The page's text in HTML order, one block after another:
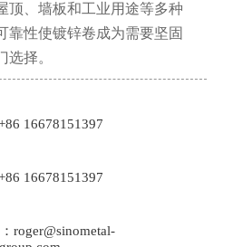
顶、墙板和工业用途等多种
靠性使镀锌卷成为需要坚固
择。
16678151397
16678151397
roger@sinometal-